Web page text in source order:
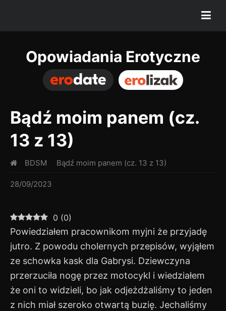
Opowiadania Erotyczne
Bądź moim panem (cz.
13 z 13)
BDSM Bądź moim panem (cz. 13 z 13)
28/09/2023
0 (0)
Powiedziałem pracownikom myjni że przyjadę
jutro. Z powodu cholernych przepisów, wyjąłem
ze schowka kask dla Gabrysi. Dziewczyna
przerzuciła nogę przez motocykl i wiedziałem
że oni to widzieli, bo jak odjeżdżaliśmy to jeden
z nich miał szeroko otwartą buzię. Jechaliśmy